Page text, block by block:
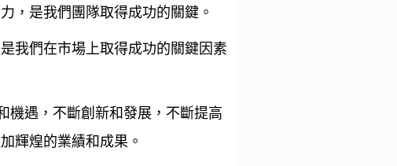
，是我們團隊取得成功的關鍵。
我們在市場上取得成功的關鍵因素
機遇，不斷創新和發展，不斷提高
輝煌的業績和成果。